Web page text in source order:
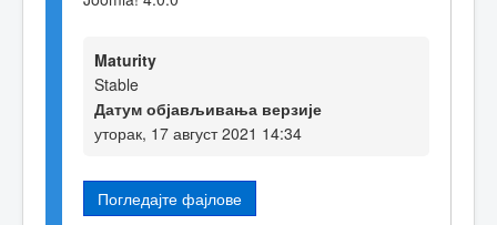
Maturity
Stable
Датум објављивања верзије
уторак, 17 август 2021 14:34
Погледајте фајлове